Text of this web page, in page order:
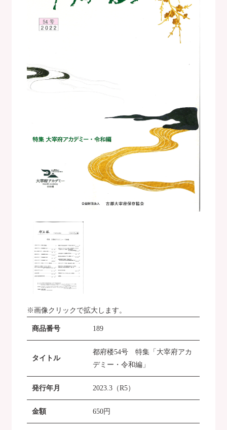
※画像クリックで拡大します。
商品番号 189
タイトル
都府楼54号 特集「大宰府アカ
デミー・令和編」
発行年月 2023.3（R5）
金額 650円